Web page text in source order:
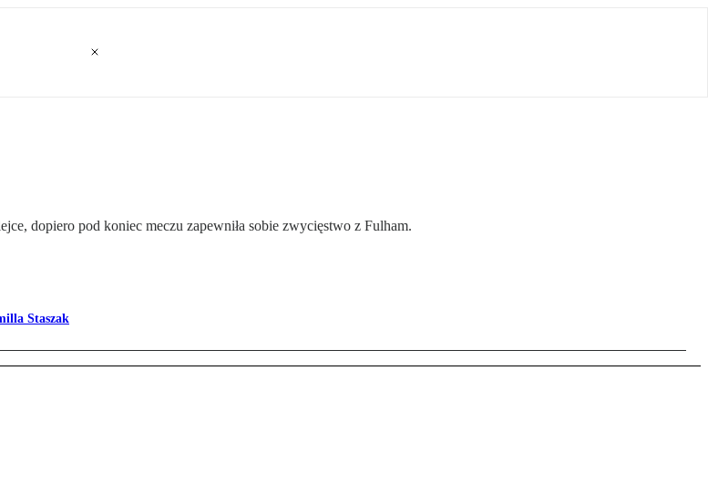
dopiero pod koniec meczu zapewniła sobie zwycięstwo z Fulham.
Staszak